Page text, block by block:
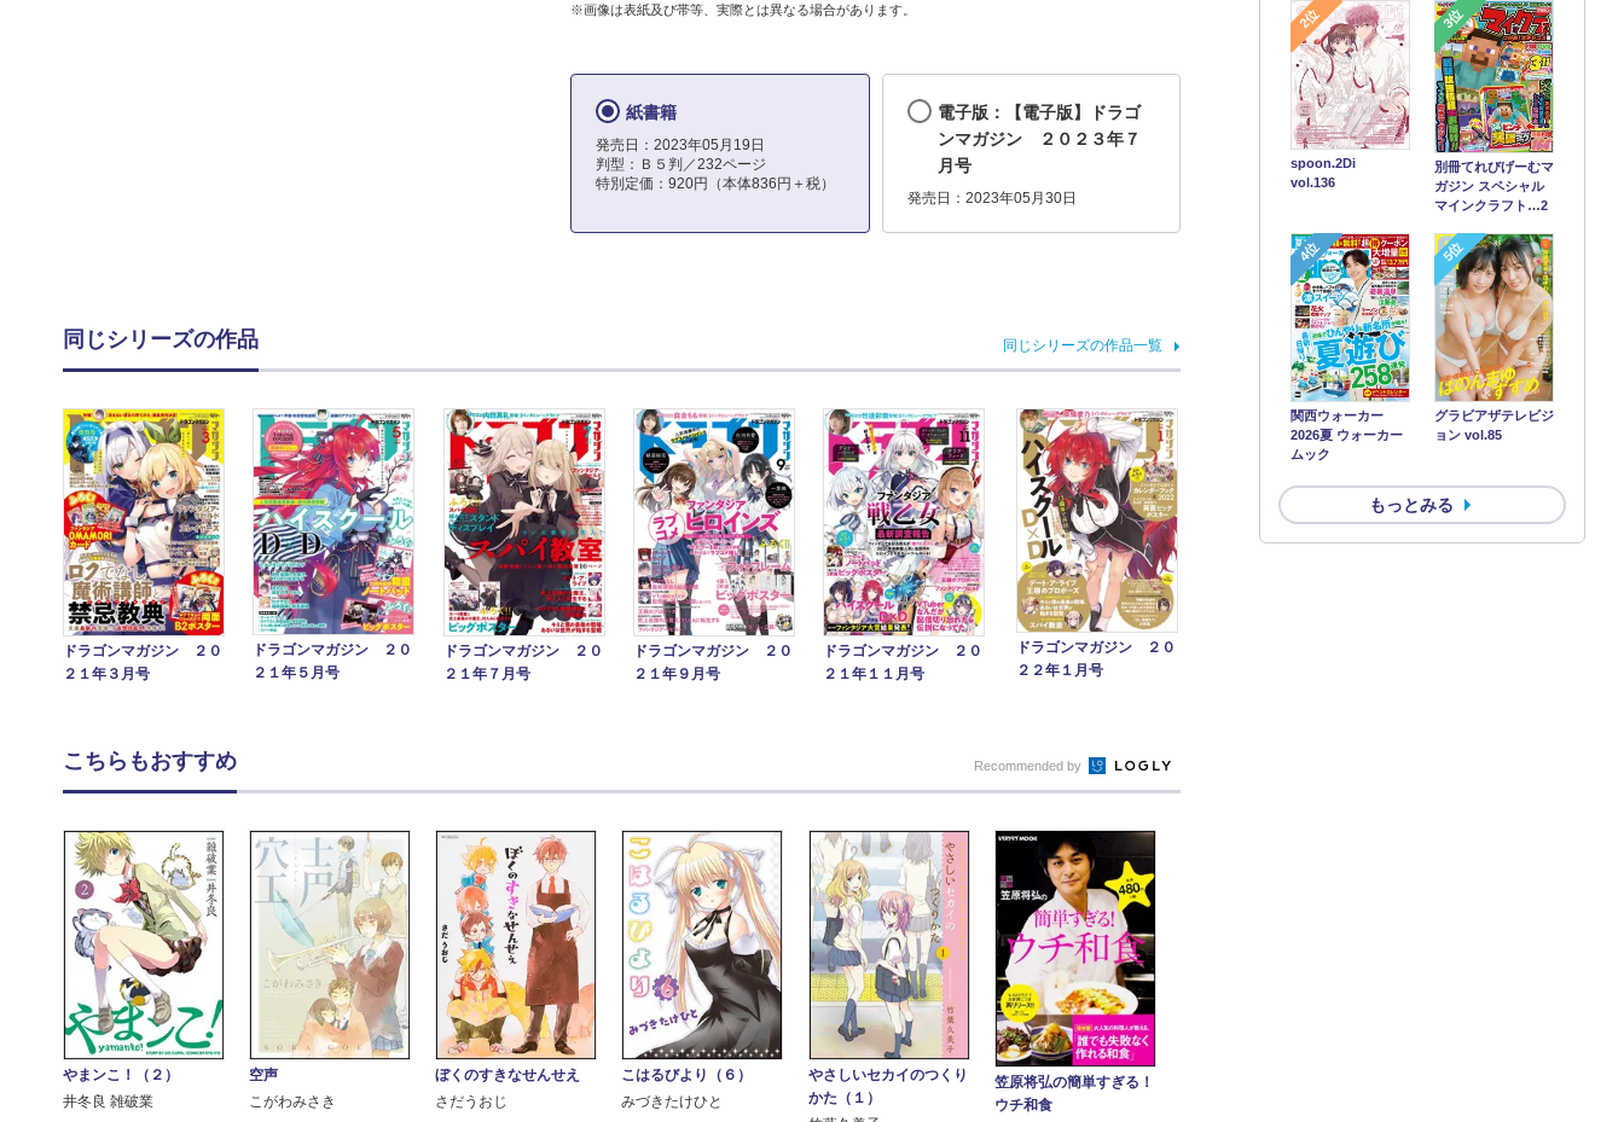
※画像は表紙及び帯等、実際とは異なる場合があります。
紙書籍
発売日：2023年05月19日
判型：Ｂ５判／232ページ
特別定価：920円（本体836円＋税）
電子版：【電子版】ドラゴ
ンマガジン ２０２３年７
月号
発売日：2023年05月30日
同じシリーズの作品 同じシリーズの作品一覧
ドラゴンマガジン ２０
２１年３月号
ドラゴンマガジン ２０
２１年５月号
ドラゴンマガジン ２０
２１年７月号
ドラゴンマガジン ２０
２１年９月号
ドラゴンマガジン ２０
２１年１１月号
ドラゴンマガジン ２０
２２年１月号
2位
spoon.2Di
vol.136
3位
別冊てれびげーむマ
ガジン スペシャル
マインクラフト…2
4位
関西ウォーカー
2026夏 ウォーカー
ムック
5位
グラビアザテレビジ
ョン vol.85
もっとみる
こちらもおすすめ Recommended by
やまンこ！（２）
井冬良 雑破業
空声
こがわみさき
ぼくのすきなせんせえ
さだうおじ
こはるびより（６）
みづきたけひと
やさしいセカイのつくり
かた（１）
笠原将弘の簡単すぎる！
ウチ和食